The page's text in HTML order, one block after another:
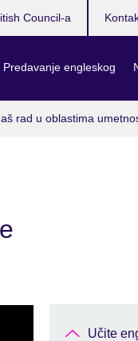
rad u oblastima
Predavanje engleskog
Council-a
Učite